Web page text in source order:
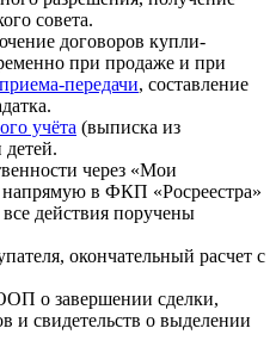
совета.
договоров купли-
при продаже и при
передачи, составление
учёта (выписка из
через «Мои
в ФКП «Росреестра»
все действия поручены
окончательный расчет с
о завершении сделки,
и свидетельств о выделении